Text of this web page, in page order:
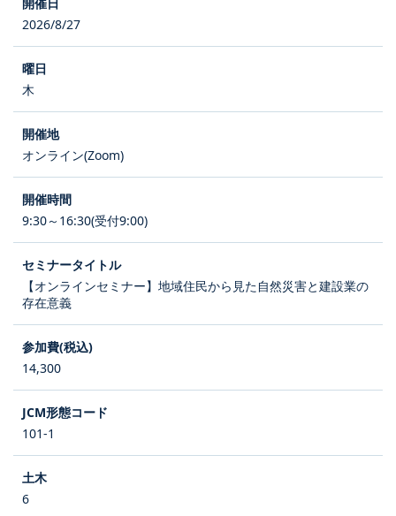
2026/8/27
木
オンライン(Zoom)
9:30～16:30(受付9:00)
【オンラインセミナー】地域住民から見た自然災害と建設業の
存在意義
14,300
101-1
6